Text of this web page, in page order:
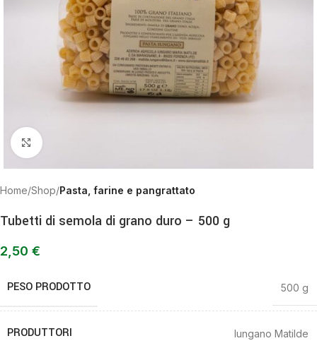
Clicca per ingrandire
Home Shop Pasta, farine e pangrattato
Tubetti di semola di grano duro – 500 g
2,50 €
PESO PRODOTTO 500 g
PRODUTTORI Iungano Matilde